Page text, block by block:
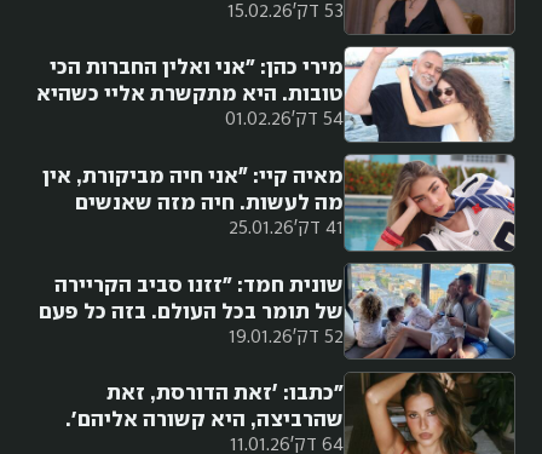
53 דק' 15.02.26
התכוונתי לחד פעמי. אם זה רומן -
54 דק' 01.02.26
מירי כהן: "אני ואלין החברות הכי
טובות. היא מתקשרת אליי כשהיא
מחליפה סיסמה בטלפון שאחליף
41 דק' 25.01.26
מאיה קיי: ״אני חיה מביקורת, אין
מה לעשות. חיה מזה שאנשים
מדברים - אז שידברו. אני עדיין
52 דק' 19.01.26
שונית חמד: "זזנו סביב הקריירה
של תומר בכל העולם. בזה כל פעם
זה בתי ספר חדשים, חברים חדשים,
זו הקרבה"
64 דק' 11.01.26
"כתבו: ׳זאת הדורסת, זאת
שהרביצה, היא קשורה אליהם'.
נעים מאוד, אני ספיר קשתי ולא